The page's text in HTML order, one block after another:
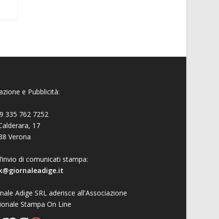
e Pubblicità:
335 762 7252
17
Verona
di comunicati stampa:
Adige SRL aderisce all'Associazione
Stampa On Line